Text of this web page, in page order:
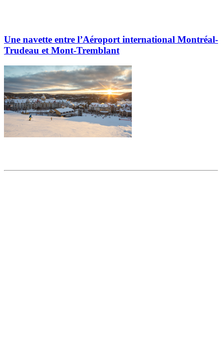
Une navette entre l’Aéroport international Montréal-
Trudeau et Mont-Tremblant